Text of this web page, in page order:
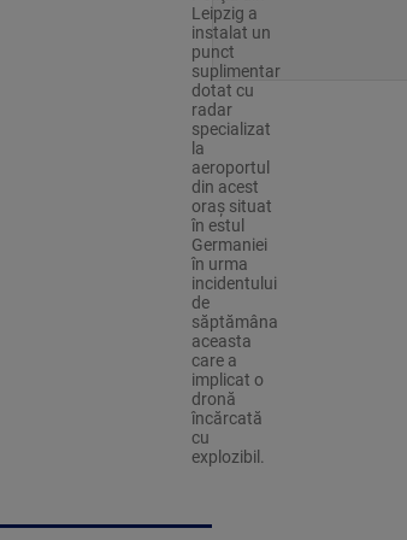
Leipzig a
instalat un
punct
suplimentar
dotat cu
radar
specializat
la
aeroportul
din acest
oraş situat
în estul
Germaniei
în urma
incidentului
de
săptămâna
aceasta
care a
implicat o
dronă
încărcată
cu
explozibil.